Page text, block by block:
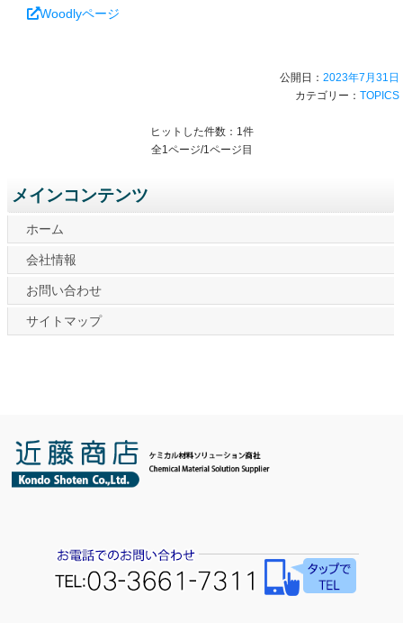
Woodlyページ
公開日： 2023年7月31日
カテゴリー： TOPICS
ヒットした件数：1件
全1ページ/1ページ目
メインコンテンツ
ホーム
会社情報
お問い合わせ
サイトマップ